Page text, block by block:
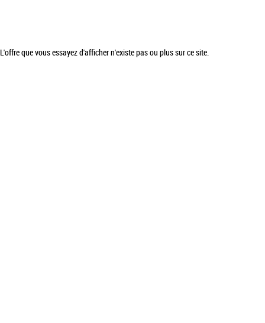
L'offre que vous essayez d'afficher n'existe pas ou plus sur ce site.